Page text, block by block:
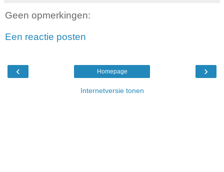
Geen opmerkingen:
Een reactie posten
‹ ›
Homepage
Internetversie tonen